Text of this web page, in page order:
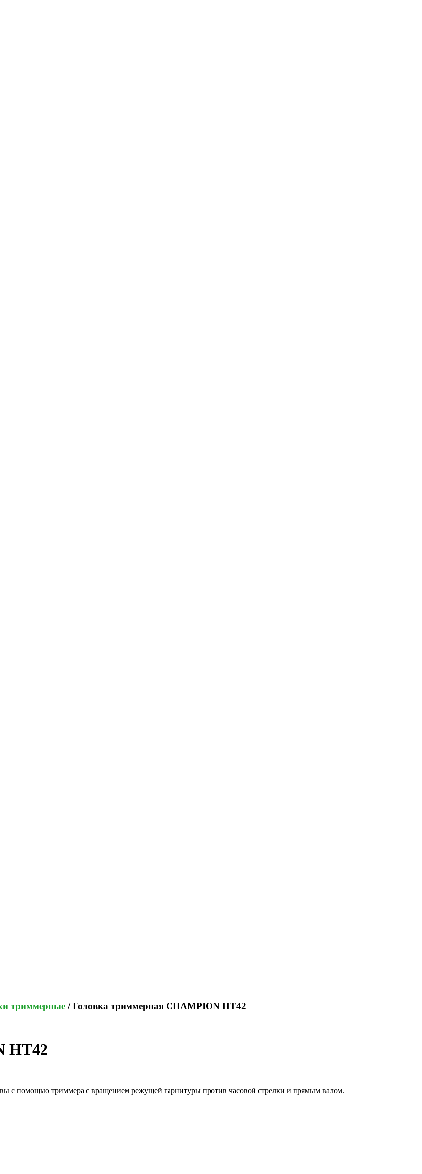
триммерные / Головка триммерная CHAMPION HT42
HT42
с помощью триммера с вращением режущей гарнитуры против часовой стрелки и прямым валом.